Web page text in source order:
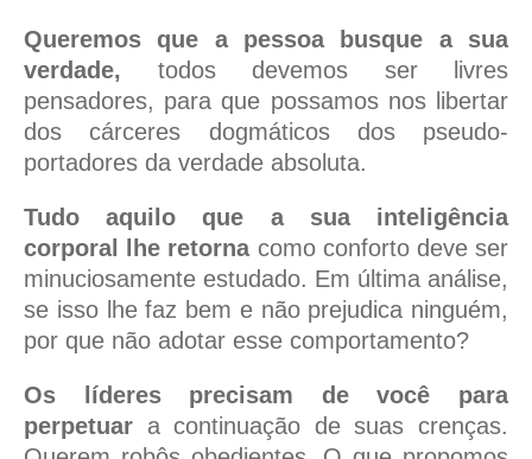
Queremos que a pessoa busque a sua
verdade, todos devemos ser livres
pensadores, para que possamos nos libertar
dos cárceres dogmáticos dos pseudo-
portadores da verdade absoluta.
Tudo aquilo que a sua inteligência
corporal lhe retornacomo conforto deve ser
minuciosamente estudado. Em última análise,
se isso lhe faz bem e não prejudica ninguém,
por que não adotar esse comportamento?
Os líderes precisam de você para
perpetuar a continuação de suas crenças.